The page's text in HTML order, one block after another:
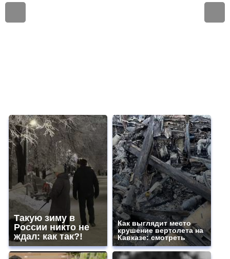
Такую зиму в
России никто не
ждал: как так?!
Как выглядит место
крушение вертолета на
Кавказе: смотреть